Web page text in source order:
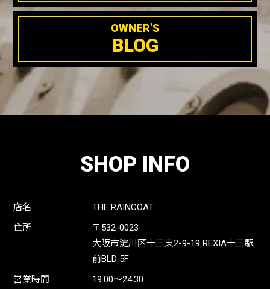
OWNER'S
BLOG
SHOP INFO
店名
THE RAINCOAT
住所
〒532-0023
大阪市淀川区十三東2-9-19 REXIA十三駅
前BLD 5F
営業時間
19:00〜24:30